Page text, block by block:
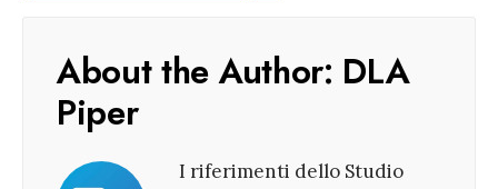
About the Author: DLA
Piper
I riferimenti dello Studio